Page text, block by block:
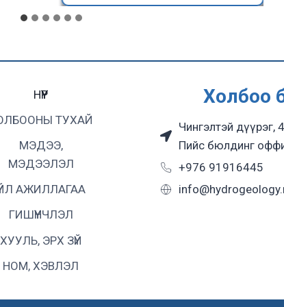
НҮҮР
ТУХАЙ
МЭДЭЭ,
МЭДЭЭЛЭЛ
АЖИЛЛАГАА
ГИШҮҮНЧЛЭЛ
ХУУЛЬ, ЭРХ ЗҮЙ
НОМ, ХЭВЛЭЛ
Холбоо
Чингэлтэй дүүрэг,
Пийс бюлдинг
+976 91916445